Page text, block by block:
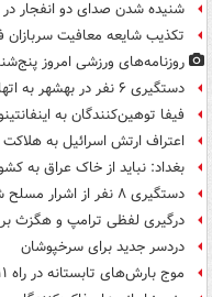
شنیده شدن صدای دو انفجار در
تکذیب شایعه معافیت سربازان
روزنامه‌های ورزشی امروز پنج‌شنبه ۱۵ مرداد
دستگیری ۶ نفر در بهشهر به اتهام تشویش اذهان عمومی
فیفا توهین‌کنندگان به
اعتراف ارتش اسرائیل به هلاکت ۲ افسر در تله انفجاری حزب‌الله
بغداد: نباید از خاک عراق به
دستگیری ۸ نفر از اشرار مسلح شاخص و مرتبطین گروهک های تروریستی
درگیری لفظی ترامپ و هگزث
دردسر جدید برای سرخپوشان
موج بارش‌های تابستانه در راه ۱۱ استان